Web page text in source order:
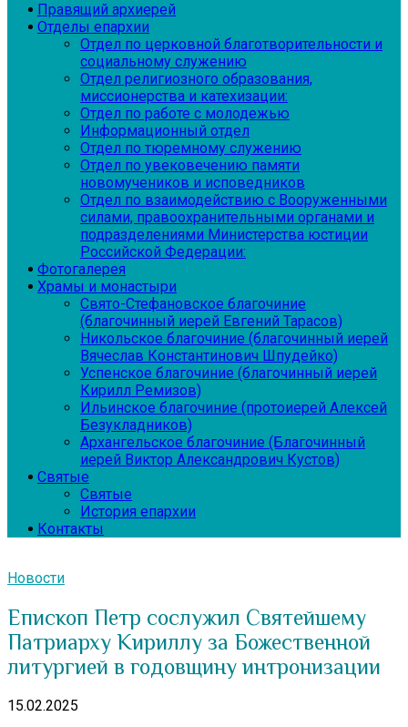
Правящий архиерей
Отделы епархии
Отдел по церковной благотворительности и
социальному служению
Отдел религиозного образования,
миссионерства и катехизации:
Отдел по работе с молодежью
Информационный отдел
Отдел по тюремному служению
Отдел по увековечению памяти
новомучеников и исповедников
Отдел по взаимодействию с Вооруженными
силами, правоохранительными органами и
подразделениями Министерства юстиции
Российской Федерации:
Фотогалерея
Храмы и монастыри
Свято-Стефановское благочиние
(благочинный иерей Евгений Тарасов)
Никольское благочиние (благочинный иерей
Вячеслав Константинович Шпудейко)
Успенское благочиние (благочинный иерей
Кирилл Ремизов)
Ильинское благочиние (протоиерей Алексей
Безукладников)
Архангельское благочиние (Благочинный
иерей Виктор Александрович Кустов)
Святые
Святые
История епархии
Контакты
Новости
Епископ Петр сослужил Святейшему
Патриарху Кириллу за Божественной
литургией в годовщину интронизации
15.02.2025